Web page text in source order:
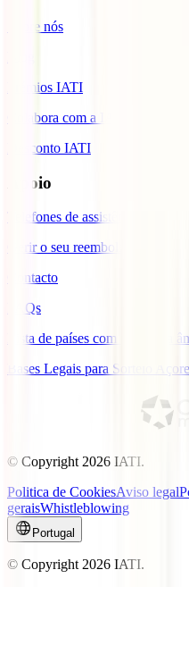
Sobre nós
Prémios IATI
Colabora com a IATI
Desconto IATI
Apoio
Telefones de assistência
Gerir o seu reembolso
Contacto
FAQs
Lista de países com cobertura
Bases Legais para Sorteio
© Copyright 2026 IATI.
Politica de CookiesAviso legal
geraisWhistleblowing
Portugal
© Copyright 2026 IATI.